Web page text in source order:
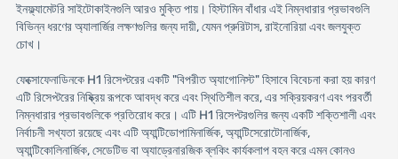
ইনফ্ল্যামেটরি সাইটোকাইনগুলি আরও মুক্তি পায়। হিস্টামিন বাঁধার এই নিম্নধারার প্রভাবগুলি
বিভিন্ন ধরণের অ্যালার্জির লক্ষণগুলির জন্য দায়ী, যেমন প্রুরিটাস, রাইনোরিয়া এবং জলযুক্ত
চোখ।
ফেক্সোফেনাডিনকে H1 রিসেপ্টরের একটি "বিপরীত অ্যাগোনিস্ট" হিসাবে বিবেচনা করা হয় কারণ
এটি রিসেপ্টরের নিষ্ক্রিয় রূপকে আবদ্ধ করে এবং স্থিতিশীল করে, এর সক্রিয়করণ এবং পরবর্তী
নিম্নধারার প্রভাবগুলিকে প্রতিরোধ করে। এটি H1 রিসেপ্টরগুলির জন্য একটি শক্তিশালী এবং
নির্বাচনী সখ্যতা রয়েছে এবং এটি অ্যান্টিডোপামিনার্জিক, অ্যান্টিসেরোটোনার্জিক,
অ্যান্টিকোলিনার্জিক, সেডেটিভ বা অ্যাড্রেনারজিক ব্লকিং কার্যকলাপ বহন করে এমন কোনও